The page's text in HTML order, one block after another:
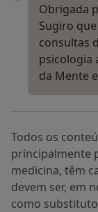
Obrigada
Sugiro
consultas
psicologia
da Mente
Todos os
principalmente
medicina, têm
devem ser, em
como